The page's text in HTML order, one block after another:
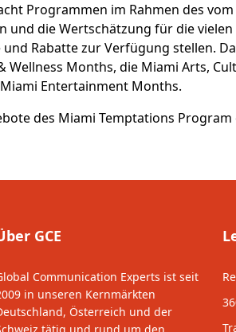
Programmen im Rahmen des
und die Wertschätzung für die
Rabatte zur Verfügung stellen.
Wellness Months, die Miami Arts,
Entertainment Months.
des Miami Temptations
GCE
Communication Experts ist seit
in unseren Kernmärkten
Österreich und der